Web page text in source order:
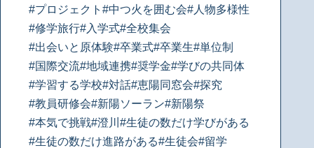
#プロジェクト #中つ火を囲む会#人物多様性
#修学旅行#入学式#全校集会
#出会いと原体験#卒業式#卒業生#単位制
#国際交流#地域連携#奨学金#学びの共同体
#学習する学校#対話#恵陽同窓会#探究
#教員研修会#新陽ソーラン#新陽祭
#本気で挑戦#澄川 #生徒の数だけ学びがある
#生徒の数だけ進路がある#生徒会#留学